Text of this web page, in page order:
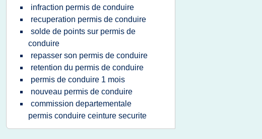
infraction permis de conduire
recuperation permis de conduire
solde de points sur permis de
conduire
repasser son permis de conduire
retention du permis de conduire
permis de conduire 1 mois
nouveau permis de conduire
commission departementale
permis conduire ceinture securite